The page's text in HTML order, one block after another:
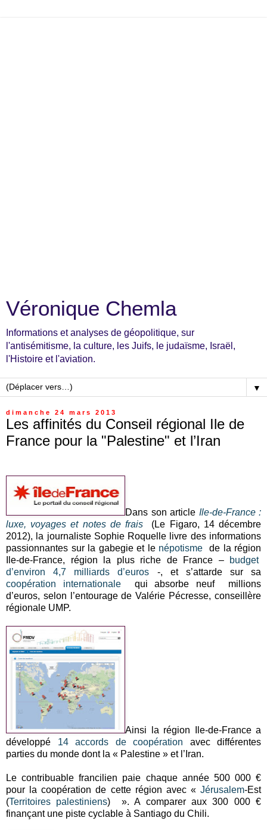
Véronique Chemla
Informations et analyses de géopolitique, sur
l'antisémitisme, la culture, les Juifs, le judaïsme, Israël,
l'Histoire et l'aviation.
▼
dimanche 24 mars 2013
Les affinités du Conseil régional Ile de
France pour la "Palestine" et l’Iran
Dans son article Ile-de-France :
luxe, voyages et notes de frais (Le Figaro, 14 décembre
2012), la journaliste Sophie Roquelle livre des informations
passionnantes sur la gabegie et le népotisme de la région
Ile-de-France, région la plus riche de France –
budget
d’environ 4,7 milliards d’euros -, et s’attarde sur sa
coopération internationalequi absorbe neuf millions
d’euros, selon l’entourage de Valérie Pécresse, conseillère
régionale UMP.
Ainsi la région Ile-de-France a
développé 14 accords de coopération avec différentes
parties du monde dont la « Palestine » et l’Iran.
Le contribuable francilien paie chaque année 500 000 €
pour la coopération de cette région avec « Jérusalem-Est
(Territoires palestiniens) ». A comparer aux 300 000 €
finançant une piste cyclable à Santiago du Chili.